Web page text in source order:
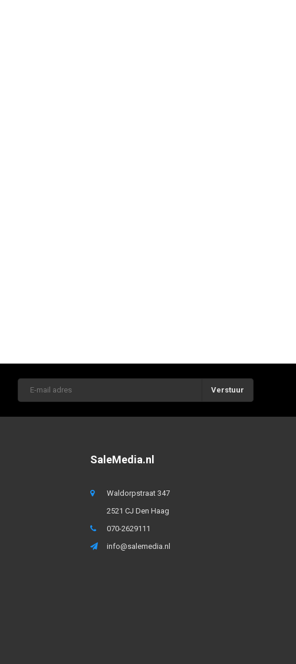
Verstuur
SaleMedia.nl
Waldorpstraat 347
2521 CJ Den Haag
070-2629111
info@salemedia.nl